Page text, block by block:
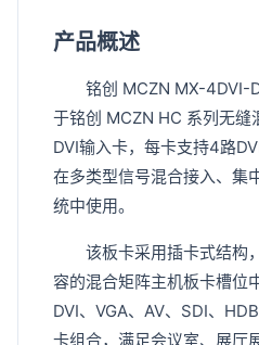
产品概述
铭创 MCZN MX-4DVI-
于铭创 MCZN HC 系列无
DVI输入卡，每卡支持4路
在多类型信号混合接入、集
统中使用。
该板卡采用插卡式结构
容的混合矩阵主机板卡槽位
DVI、VGA、AV、SDI、
卡组合，满足会议室、展厅